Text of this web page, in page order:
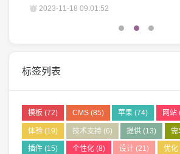
2023-11-18 09:01:52
标签列表
模板 (72) CMS(85) 苹果 (74) 网站
体验(19) 技术支持(6) 提供 (13) 需
插件(15) 个性化(8) 设计 (21) 优化